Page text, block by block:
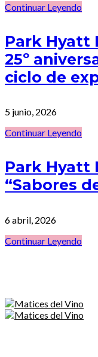
Continuar Leyendo
Park Hyatt
25º
ciclo de
5 junio, 2026
Continuar Leyendo
Park Hyatt
“Sabores
6 abril, 2026
Continuar Leyendo